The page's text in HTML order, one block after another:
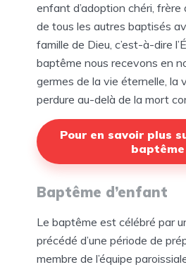
enfant d’adoption chéri, frère
de tous les autres baptisés
famille de Dieu, c’est-à-dire
baptême nous recevons en
germes de la vie éternelle, la
perdure au-delà de la mort
Pour en savoir plus
baptême
Baptême d’enfant
Le baptême est célébré par
précédé d’une période de
membre de l’équipe